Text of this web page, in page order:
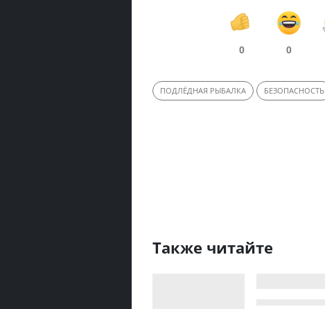
0 0
ПОДЛЁДНАЯ РЫБАЛКА БЕЗОПАСНОСТЬ
Также читайте